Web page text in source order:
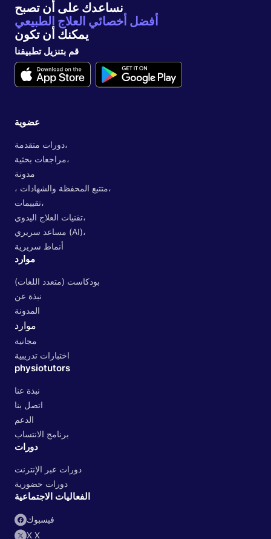
نساعدك على أن تصبح
أفضل أخصائي العلاج الطبيعي
يمكنك أن تكون
قم بتنزيل تطبيقنا
عضوية
دورات متقدمة،
مراجعات بحثية،
مدونة
، متتبع المحفظة والشهادات،
تقييمات،
تقنيات العلاج اليدوي،
مساعد سريري (AI)،
أنماط سريرية
موارد
بودكاست (متعدد اللغات)
نبذة عن
المدونة
موارد
مجانية
اختبارات تدريبية
physiotutors
نبذة عنا
اتصل بنا
الدعم
برنامج الانتساب
دورات
دورات عبر الإنترنت
دورات حضورية
الفعاليات الاجتماعية
فيسبوك
X X